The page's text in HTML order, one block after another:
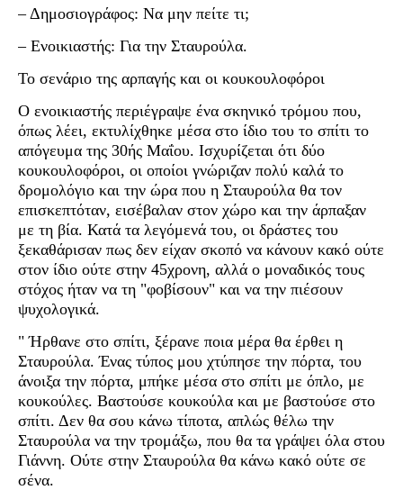
– Δημοσιογράφος: Να μην πείτε τι;
– Ενοικιαστής: Για την Σταυρούλα.
Το σενάριο της αρπαγής και οι κουκουλοφόροι
Ο ενοικιαστής περιέγραψε ένα σκηνικό τρόμου που,
όπως λέει, εκτυλίχθηκε μέσα στο ίδιο του το σπίτι το
απόγευμα της 30ής Μαΐου. Ισχυρίζεται ότι δύο
κουκουλοφόροι, οι οποίοι γνώριζαν πολύ καλά το
δρομολόγιο και την ώρα που η Σταυρούλα θα τον
επισκεπτόταν, εισέβαλαν στον χώρο και την άρπαξαν
με τη βία. Κατά τα λεγόμενά του, οι δράστες του
ξεκαθάρισαν πως δεν είχαν σκοπό να κάνουν κακό ούτε
στον ίδιο ούτε στην 45χρονη, αλλά ο μοναδικός τους
στόχος ήταν να τη "φοβίσουν" και να την πιέσουν
ψυχολογικά.
" Ήρθανε στο σπίτι, ξέρανε ποια μέρα θα έρθει η
Σταυρούλα. Ένας τύπος μου χτύπησε την πόρτα, του
άνοιξα την πόρτα, μπήκε μέσα στο σπίτι με όπλο, με
κουκούλες. Βαστούσε κουκούλα και με βαστούσε στο
σπίτι. Δεν θα σου κάνω τίποτα, απλώς θέλω την
Σταυρούλα να την τρομάξω, που θα τα γράψει όλα στου
Γιάννη. Ούτε στην Σταυρούλα θα κάνω κακό ούτε σε
σένα.